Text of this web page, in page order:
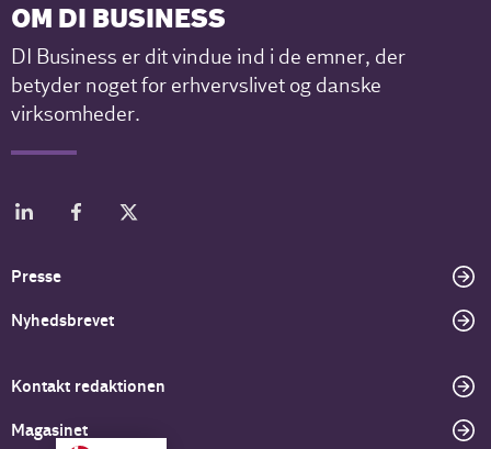
OM DI BUSINESS
DI Business er dit vindue ind i de emner, der
betyder noget for erhvervslivet og danske
virksomheder.
Presse
Nyhedsbrevet
Kontakt redaktionen
Magasinet